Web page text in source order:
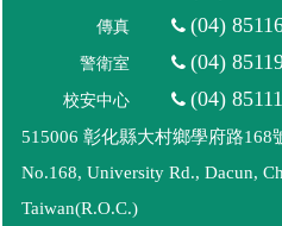
傳真 (04)
警衛室 (04)
校安中心 (04)
515006 彰化縣大村鄉學府路168
No.168, University Rd., Dacun,
Taiwan(R.O.C.)